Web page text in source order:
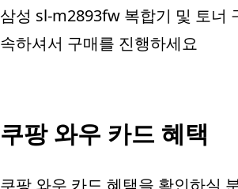
삼성 sl-m2893fw 복합기 및 토너
속하셔서 구매를 진행하세요
쿠팡 와우 카드 혜택
쿠팡 와우 카드 혜택을 확인하실